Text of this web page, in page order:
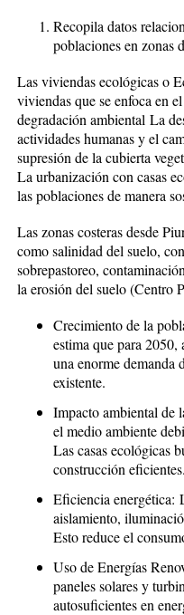
Recopila datos
poblaciones en zonas
Las viviendas ecológicas o
viviendas que se enfoca en
degradación ambiental La
actividades humanas y el
supresión de la cubierta
La urbanización con casas
las poblaciones de manera
Las zonas costeras desde
como salinidad del suelo,
sobrepastoreo,
la erosión del suelo (Centro
Crecimiento de la
estima que para
una enorme demanda
existente.
Impacto ambiental de
el medio ambiente
Las casas ecológicas
construcción eficientes.
Eficiencia energética:
aislamiento,
Esto reduce el
Uso de Energías
paneles solares y
autosuficientes en